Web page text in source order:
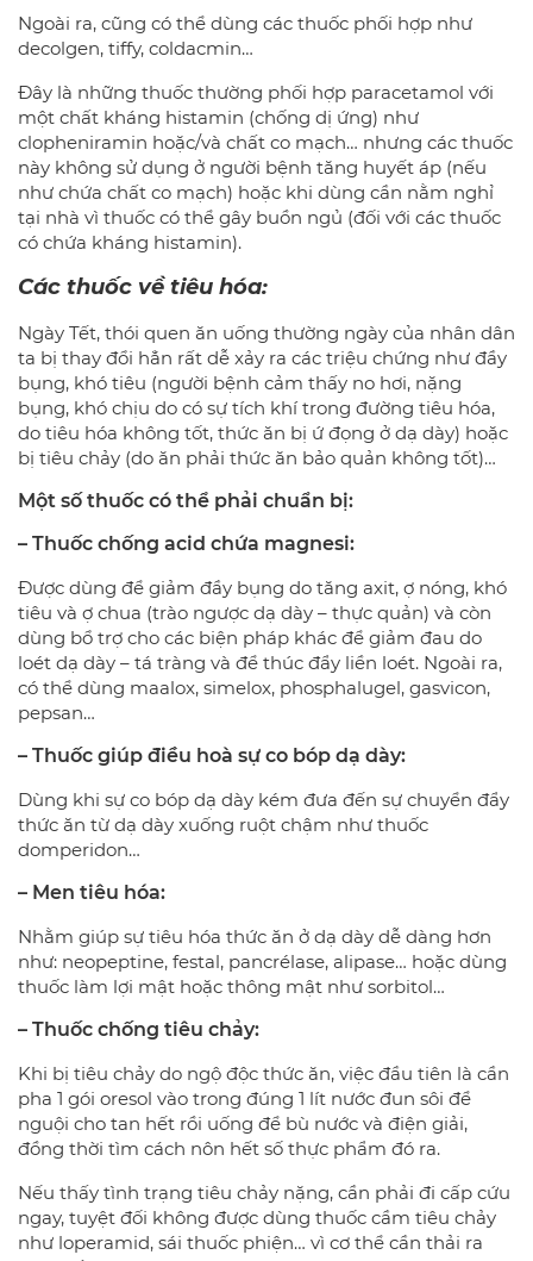
Ngoài ra, cũng có thể dùng các thuốc phối hợp như
decolgen, tiffy, coldacmin…
Đây là những thuốc thường phối hợp paracetamol với
một chất kháng histamin (chống dị ứng) như
clopheniramin hoặc/và chất co mạch… nhưng các thuốc
này không sử dụng ở người bệnh tăng huyết áp (nếu
như chứa chất co mạch) hoặc khi dùng cần nằm nghỉ
tại nhà vì thuốc có thể gây buồn ngủ (đối với các thuốc
có chứa kháng histamin).
Các thuốc về tiêu hóa:
Ngày Tết, thói quen ăn uống thường ngày của nhân dân
ta bị thay đổi hẳn rất dễ xảy ra các triệu chứng như đầy
bụng, khó tiêu (người bệnh cảm thấy no hơi, nặng
bụng, khó chịu do có sự tích khí trong đường tiêu hóa,
do tiêu hóa không tốt, thức ăn bị ứ đọng ở dạ dày) hoặc
bị tiêu chảy (do ăn phải thức ăn bảo quản không tốt)…
Một số thuốc có thể phải chuẩn bị:
– Thuốc chống acid chứa magnesi:
Được dùng để giảm đầy bụng do tăng axit, ợ nóng, khó
tiêu và ợ chua (trào ngược dạ dày – thực quản) và còn
dùng bổ trợ cho các biện pháp khác để giảm đau do
loét dạ dày – tá tràng và để thúc đẩy liền loét. Ngoài ra,
có thể dùng maalox, simelox, phosphalugel, gasvicon,
pepsan…
– Thuốc giúp điều hoà sự co bóp dạ dày:
Dùng khi sự co bóp dạ dày kém đưa đến sự chuyển đẩy
thức ăn từ dạ dày xuống ruột chậm như thuốc
domperidon…
– Men tiêu hóa:
Nhằm giúp sự tiêu hóa thức ăn ở dạ dày dễ dàng hơn
như: neopeptine, festal, pancrélase, alipase… hoặc dùng
thuốc làm lợi mật hoặc thông mật như sorbitol…
– Thuốc chống tiêu chảy:
Khi bị tiêu chảy do ngộ độc thức ăn, việc đầu tiên là cần
pha 1 gói oresol vào trong đúng 1 lít nước đun sôi để
nguội cho tan hết rồi uống để bù nước và điện giải,
đồng thời tìm cách nôn hết số thực phẩm đó ra.
Nếu thấy tình trạng tiêu chảy nặng, cần phải đi cấp cứu
ngay, tuyệt đối không được dùng thuốc cầm tiêu chảy
như loperamid, sái thuốc phiện… vì cơ thể cần thải ra